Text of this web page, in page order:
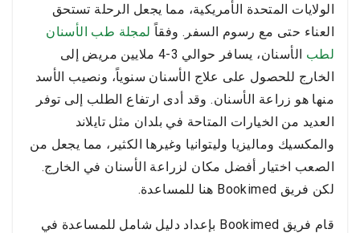
الولايات المتحدة الأمريكية، مما يجعل الرحلة تستحق
العناء حتى مع رسوم السفر. وفقاً لمجلة طب الأسنان
لطب
الأسنان، يسافر حوالي 3-4 ملايين مريض إلى
الخارج للحصول على علاج الأسنان سنوياً، ونصيب الأسد
منها هو زراعة الأسنان. وقد أدى ارتفاع الطلب إلى توفر
العديد من الخيارات المتاحة في بلدان مثل تايلاند
والمكسيك وماليزيا وليتوانيا وغيرها الكثير، مما يجعل من
الصعب اختيار أفضل مكان لزراعة الأسنان في الخارج.
لكن فريق Bookimed هنا للمساعدة.
قام فريق Bookimed بإعداد دليل شامل للمساعدة في